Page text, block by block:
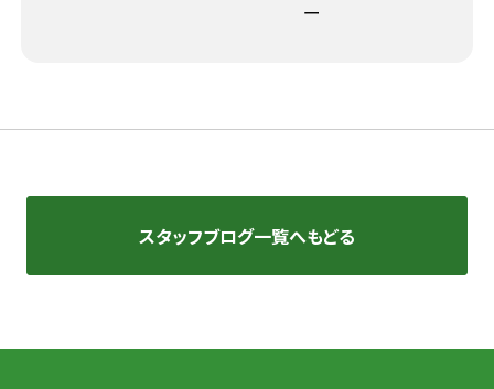
スタッフブログ一覧へもどる